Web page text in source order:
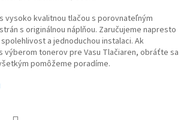
vysoko kvalitnou tlačou s porovnateľným
s originálnou náplňou. Zaručujeme napresto
a jednoduchou instalaci. Ak
tonerov pre Vasu Tlačiaren, obráťte sa
pomôžeme poradíme.